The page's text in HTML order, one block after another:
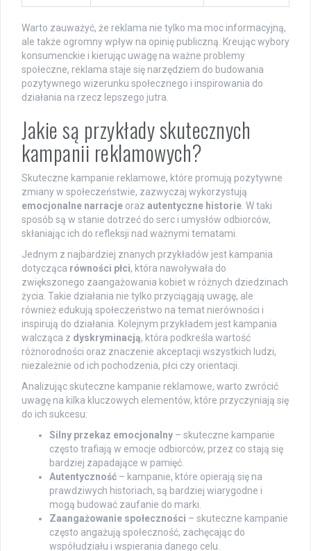
Warto zauważyć, że reklama nie tylko ma moc informacyjną,
ale także ogromny wpływ na opinię publiczną. Kreując wybory
konsumenckie i kierując uwagę na ważne problemy
społeczne, reklama staje się narzędziem do budowania
pozytywnego wizerunku społecznego i inspirowania do
działania na rzecz lepszego jutra.
Jakie są przykłady skutecznych
kampanii reklamowych?
Skuteczne kampanie reklamowe, które promują pozytywne
zmiany w społeczeństwie, zazwyczaj wykorzystują
emocjonalne narracje oraz autentyczne historie . W taki
sposób są w stanie dotrzeć do serc i umysłów odbiorców,
skłaniając ich do refleksji nad ważnymi tematami.
Jednym z najbardziej znanych przykładów jest kampania
dotycząca równości płci, która nawoływała do
zwiększonego zaangażowania kobiet w różnych dziedzinach
życia. Takie działania nie tylko przyciągają uwagę, ale
również edukują społeczeństwo na temat nierówności i
inspirują do działania. Kolejnym przykładem jest kampania
walcząca z dyskryminacją, która podkreśla wartość
różnorodności oraz znaczenie akceptacji wszystkich ludzi,
niezależnie od ich pochodzenia, płci czy orientacji.
Analizując skuteczne kampanie reklamowe, warto zwrócić
uwagę na kilka kluczowych elementów, które przyczyniają się
do ich sukcesu:
Silny przekaz emocjonalny – skuteczne kampanie
często trafiają w emocje odbiorców, przez co stają się
bardziej zapadające w pamięć.
Autentyczność – kampanie, które opierają się na
prawdziwych historiach, są bardziej wiarygodne i
mogą budować zaufanie do marki.
Zaangażowanie społeczności – skuteczne kampanie
często angażują społeczność, zachęcając do
współudziału i wspierania danego celu.